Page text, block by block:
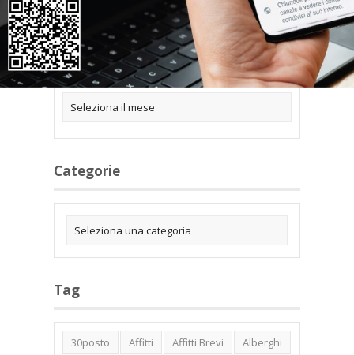
Archivi
Categorie
Tag
30posto Affitti Affitti Brevi
Alberghi